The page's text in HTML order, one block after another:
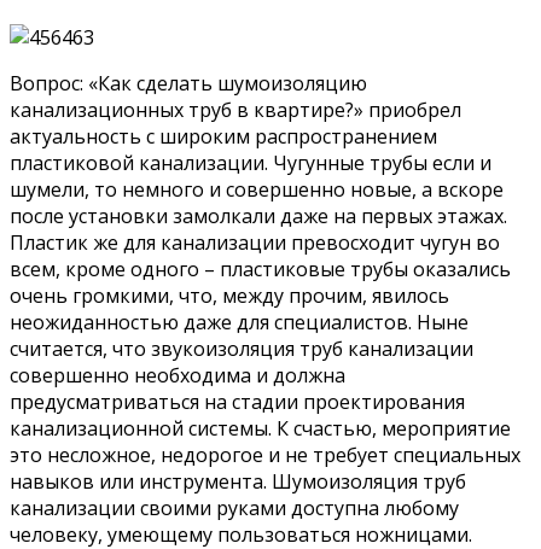
Вопрос: «Как сделать шумоизоляцию
канализационных труб в квартире?» приобрел
актуальность с широким распространением
пластиковой канализации. Чугунные трубы если и
шумели, то немного и совершенно новые, а вскоре
после установки замолкали даже на первых этажах.
Пластик же для канализации превосходит чугун во
всем, кроме одного – пластиковые трубы оказались
очень громкими, что, между прочим, явилось
неожиданностью даже для специалистов. Ныне
считается, что звукоизоляция труб канализации
совершенно необходима и должна
предусматриваться на стадии проектирования
канализационной системы. К счастью, мероприятие
это несложное, недорогое и не требует специальных
навыков или инструмента. Шумоизоляция труб
канализации своими руками доступна любому
человеку, умеющему пользоваться ножницами.